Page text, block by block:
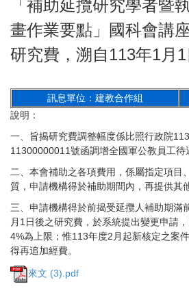
「補助延攬研究學者暨
畫作業要點」國科會講
研究費，溯自113年1月
訊息單位：建教合作組
說明：
一、旨揭研究費調整幅度係比照行政院
11300000011號函調增全國軍公教員工待
二、本會補助之各項費用，係屬指定項目
質，申請機構得於補助期間內，再提供其
三、申請機構得於前揭受延攬人補助期滿
月1日後之研究費，於系統提出變更申請
4%為上限；惟113年度2月起新核定之案
得再追加經費。
來文 (3).pdf